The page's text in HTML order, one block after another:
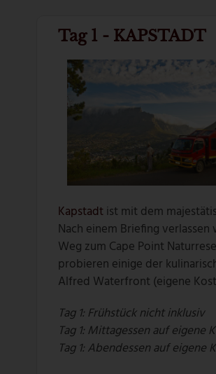
Tag 1 - KAPSTADT
Kapstadtist mit dem
Nach einem Briefing verlassen
Weg zum Cape Point
probieren einige der
Alfred Waterfront (eigene
Tag 1: Frühstück nicht inklusiv
Tag 1: Mittagessen auf eigene
Tag 1: Abendessen auf eigene